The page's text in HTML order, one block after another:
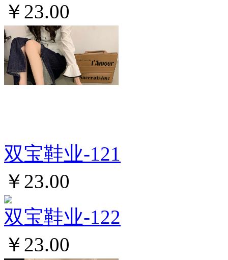
￥23.00
双宝鞋业-121
￥23.00
双宝鞋业-122
￥23.00